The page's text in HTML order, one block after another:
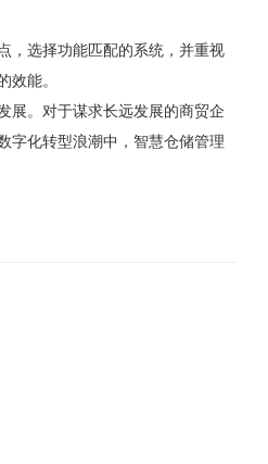
，选择功能匹配的系统，并重视
效能。
展。对于谋求长远发展的商贸企
字化转型浪潮中，智慧仓储管理